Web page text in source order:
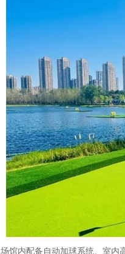
场馆内配备自动加球系统、室内